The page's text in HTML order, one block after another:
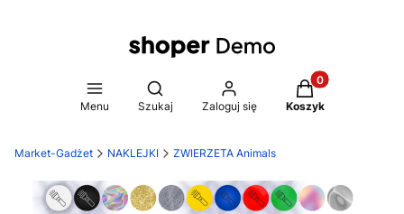
Menu
Otwórz wyszukiwarkę
Szukaj Zaloguj się
Produkty w
Koszyk
Market-Gadżet NAKLEJKI ZWIERZETA Animals